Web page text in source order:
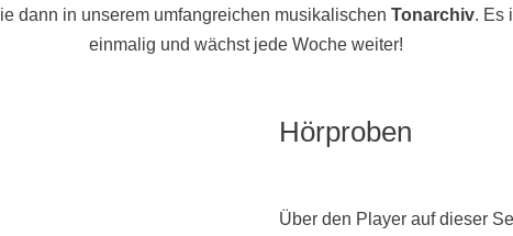
dann in unserem umfangreichen musikalischen Tonarchiv. Es
einmalig und wächst jede Woche weiter!
Hörproben
Über den Player auf dieser